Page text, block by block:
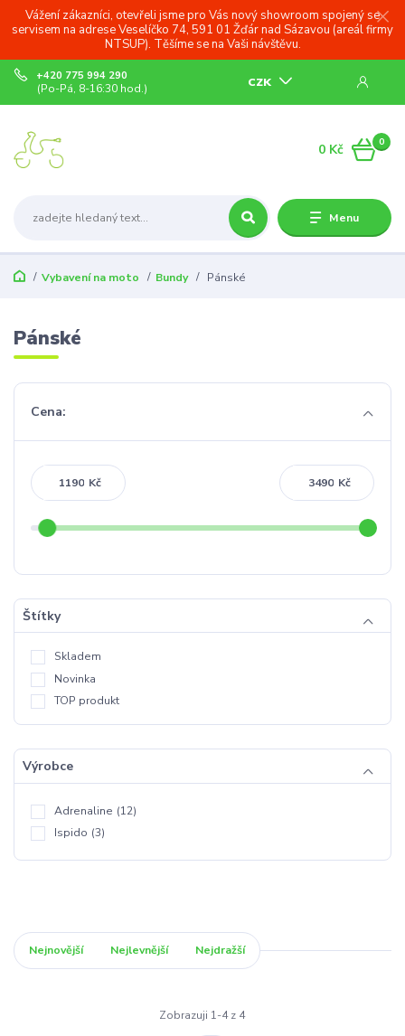
Vážení zákazníci, otevřeli jsme pro Vás nový showroom spojený se
servisem na adrese Veselíčko 74, 591 01 Žďár nad Sázavou (areál firmy
NTSUP). Těšíme se na Vaši návštěvu.
Menu
CZK
+420 775 994 290
(Po-Pá, 8-16:30 hod.)
0
0 Kč
Vybavení na moto Bundy Pánské
Pánské
Cena:
Kč Kč
Štítky
Skladem
Novinka
TOP produkt
Výrobce
Adrenaline (12)
Ispido (3)
Nejnovější Nejlevnější Nejdražší
Zobrazuji 1-4 z 4